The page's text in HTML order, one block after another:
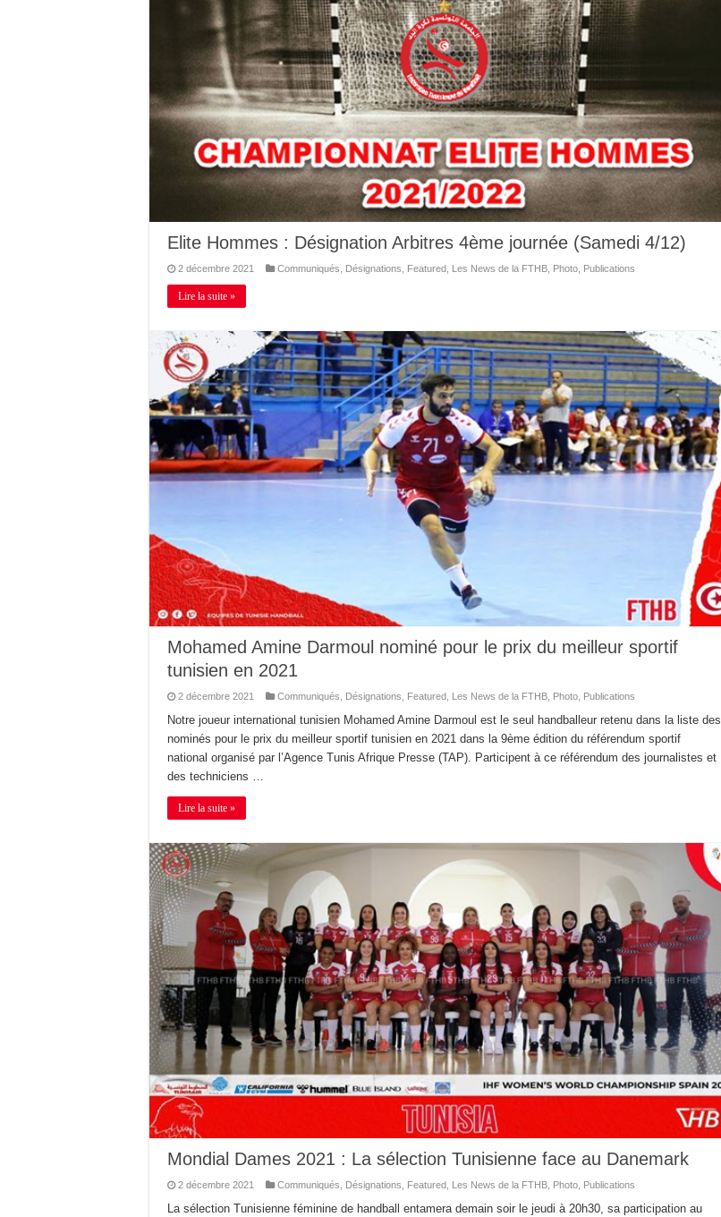
Elite Hommes : Désignation Arbitres 4ème journée (Samedi 4/12)
2 décembre 2021 Communiqués Désignations Featured Les News de la FTHB Photo Publications
Lire la suite »
Mohamed Amine Darmoul nominé pour le prix du meilleur sportif
tunisien en 2021
2 décembre 2021 Communiqués Désignations Featured Les News de la FTHB Photo Publications
Notre joueur international tunisien Mohamed Amine Darmoul est le seul handballeur retenu dans la liste des
nominés pour le prix du meilleur sportif tunisien en 2021 dans la 9ème édition du référendum sportif
national organisé par l’Agence Tunis Afrique Presse (TAP). Participent à ce référendum des journalistes et
des techniciens …
Lire la suite »
Mondial Dames 2021 : La sélection Tunisienne face au Danemark
2 décembre 2021 Communiqués Désignations Featured Les News de la FTHB Photo Publications
La sélection Tunisienne féminine de handball entamera demain soir le jeudi à 20h30, sa participation au